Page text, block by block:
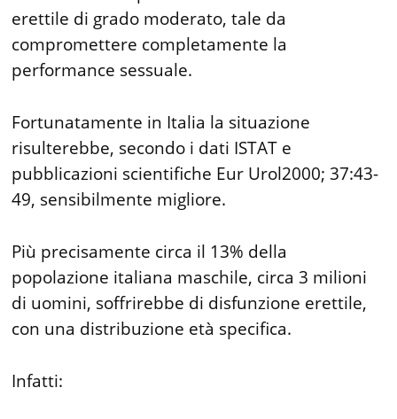
erettile di grado moderato, tale da
compromettere completamente la
performance sessuale.
Fortunatamente in Italia la situazione
risulterebbe, secondo i dati ISTAT e
pubblicazioni scientifiche Eur Urol2000; 37:43-
49, sensibilmente migliore.
Più precisamente circa il 13% della
popolazione italiana maschile, circa 3 milioni
di uomini, soffrirebbe di disfunzione erettile,
con una distribuzione età specifica.
Infatti: